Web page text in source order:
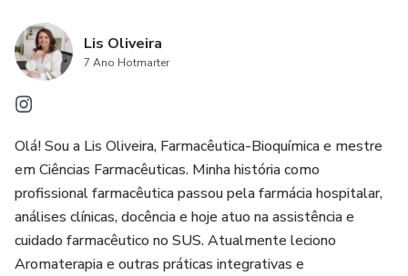
Lis Oliveira
7 Ano Hotmarter
Olá! Sou a Lis Oliveira, Farmacêutica-Bioquímica e mestre
em Ciências Farmacêuticas. Minha história como
profissional farmacêutica passou pela farmácia hospitalar,
análises clínicas, docência e hoje atuo na assistência e
cuidado farmacêutico no SUS. Atualmente leciono
Aromaterapia e outras práticas integrativas e